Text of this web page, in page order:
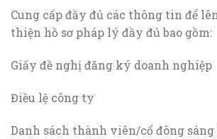
Cung cấp đầy đủ các thông tin để
thiện hồ sơ pháp lý đầy đủ bao gồm:
Giấy đề nghị đăng ký doanh nghiệp
Điều lệ công ty
Danh sách thành viên/cổ đông sáng